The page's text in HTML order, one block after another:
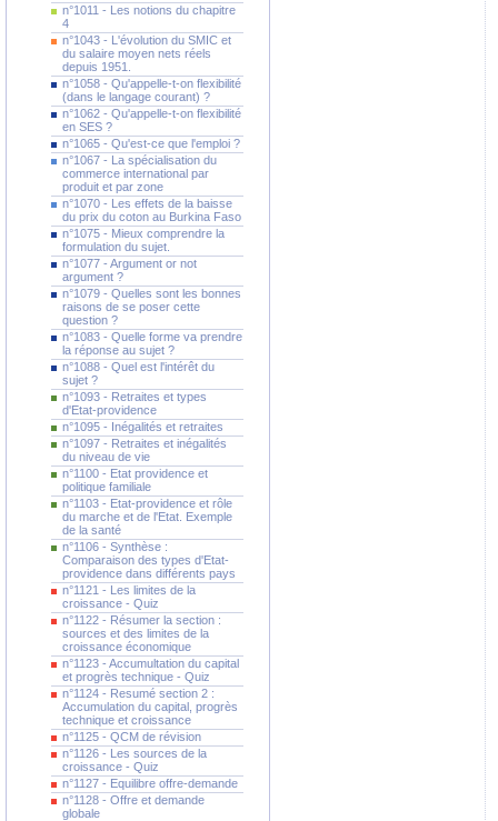
n°1011 - Les notions du chapitre
4
n°1043 - L'évolution du SMIC et
du salaire moyen nets réels
depuis 1951.
n°1058 - Qu'appelle-t-on flexibilité
(dans le langage courant) ?
n°1062 - Qu'appelle-t-on flexibilité
en SES ?
n°1065 - Qu'est-ce que l'emploi ?
n°1067 - La spécialisation du
commerce international par
produit et par zone
n°1070 - Les effets de la baisse
du prix du coton au Burkina Faso
n°1075 - Mieux comprendre la
formulation du sujet.
n°1077 - Argument or not
argument ?
n°1079 - Quelles sont les bonnes
raisons de se poser cette
question ?
n°1083 - Quelle forme va prendre
la réponse au sujet ?
n°1088 - Quel est l'intérêt du
sujet ?
n°1093 - Retraites et types
d'Etat-providence
n°1095 - Inégalités et retraites
n°1097 - Retraites et inégalités
du niveau de vie
n°1100 - Etat providence et
politique familiale
n°1103 - Etat-providence et rôle
du marche et de l'Etat. Exemple
de la santé
n°1106 - Synthèse :
Comparaison des types d'Etat-
providence dans différents pays
n°1121 - Les limites de la
croissance - Quiz
n°1122 - Résumer la section :
sources et des limites de la
croissance économique
n°1123 - Accumultation du capital
et progrès technique - Quiz
n°1124 - Resumé section 2 :
Accumulation du capital, progrès
technique et croissance
n°1125 - QCM de révision
n°1126 - Les sources de la
croissance - Quiz
n°1127 - Equilibre offre-demande
n°1128 - Offre et demande
globale